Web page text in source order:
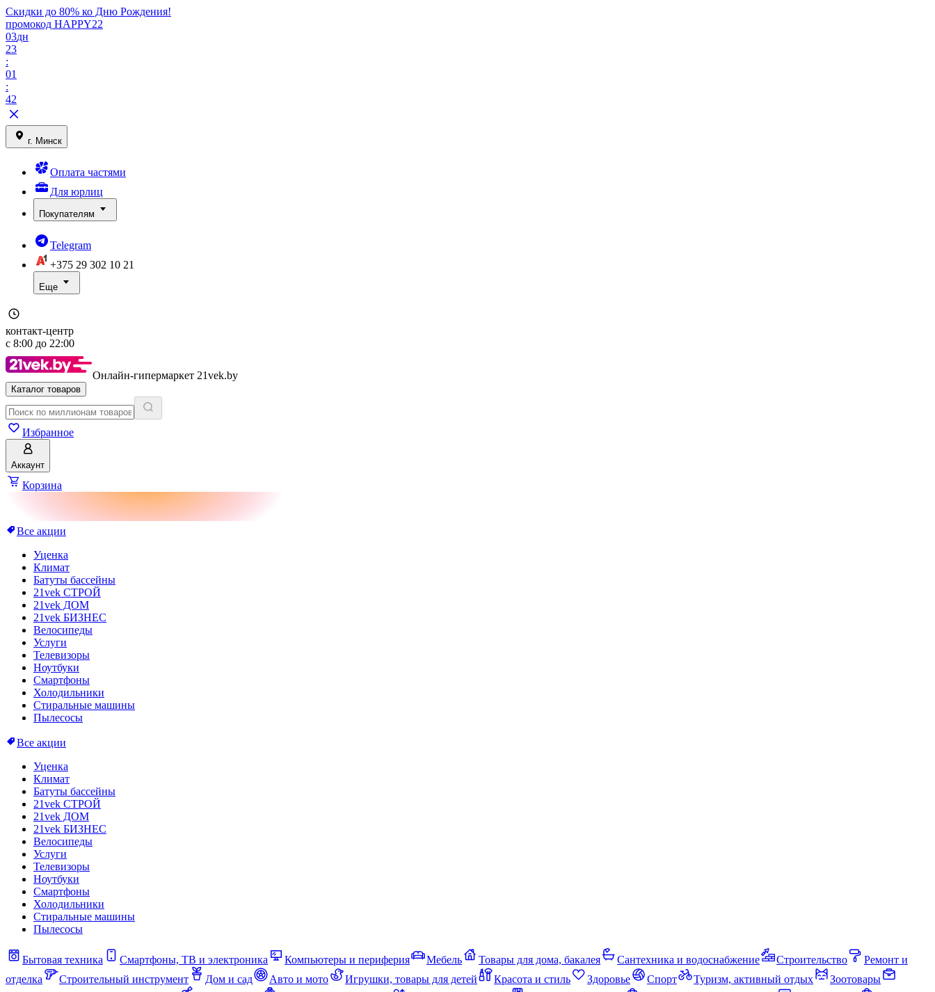
Скидки до 80% ко Дню Рождения!
промокод HAPPY22
03дн
23
:
01
:
42
г. Минск
Оплата частями
Для юрлиц
Покупателям
Telegram
+375 29 302 10 21
Еще
контакт-центр
с 8:00 до 22:00
Онлайн-гипермаркет 21vek.by
Каталог товаров
Избранное
Аккаунт
Корзина
Все акции
Уценка
Климат
Батуты бассейны
21vek СТРОЙ
21vek ДОМ
21vek БИЗНЕС
Велосипеды
Услуги
Телевизоры
Ноутбуки
Смартфоны
Холодильники
Стиральные машины
Пылесосы
Все акции
Уценка
Климат
Батуты бассейны
21vek СТРОЙ
21vek ДОМ
21vek БИЗНЕС
Велосипеды
Услуги
Телевизоры
Ноутбуки
Смартфоны
Холодильники
Стиральные машины
Пылесосы
Бытовая техника Смартфоны, ТВ и электроника Компьютеры и периферия Мебель Товары для дома, бакалея Сантехника и водоснабжение Строительство
Ремонт и
отделка
Строительный инструмент Дом и сад Авто и мото Игрушки, товары для детей Красота и стиль Здоровье Спорт Туризм, активный отдых
Зоотовары